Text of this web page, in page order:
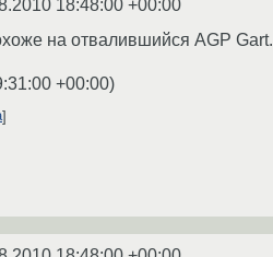
18:48:00 +00:00
на отвалившийся AGP Gart.
+00:00)